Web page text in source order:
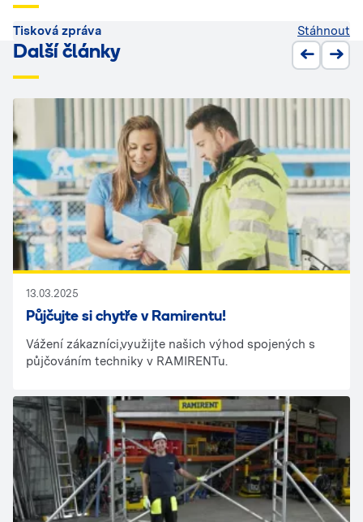
Tisková zpráva Stáhnout
Další články
13.03.2025
Půjčujte si chytře v Ramirentu!
Vážení zákazníci,využijte našich výhod spojených s
půjčováním techniky v RAMIRENTu.